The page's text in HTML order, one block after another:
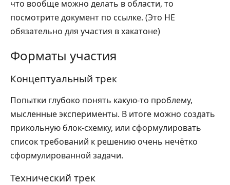
что вообще можно делать в области, то
посмотрите документ по ссылке. (Это НЕ
обязательно для участия в хакатоне)
Форматы участия
Концептуальный трек
Попытки глубоко понять какую-то проблему,
мысленные эксперименты. В итоге можно создать
прикольную блок-схемку, или сформулировать
список требований к решению очень нечётко
сформулированной задачи.
Технический трек